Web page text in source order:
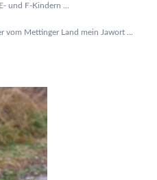
und F-Kindern ...
vom Mettinger Land mein Jawort ...